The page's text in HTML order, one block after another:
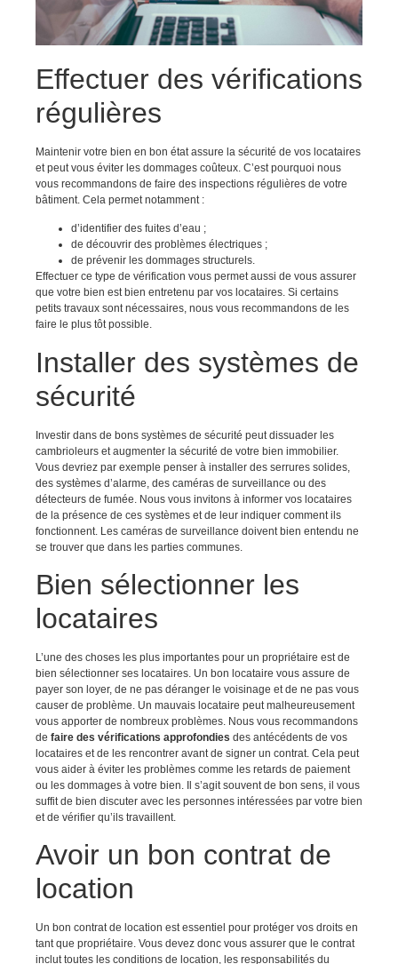
Effectuer des vérifications
régulières
Maintenir votre bien en bon état assure la sécurité de vos locataires
et peut vous éviter les dommages coûteux. C’est pourquoi nous
vous recommandons de faire des inspections régulières de votre
bâtiment. Cela permet notamment :
d’identifier des fuites d’eau ;
de découvrir des problèmes électriques ;
de prévenir les dommages structurels.
Effectuer ce type de vérification vous permet aussi de vous assurer
que votre bien est bien entretenu par vos locataires. Si certains
petits travaux sont nécessaires, nous vous recommandons de les
faire le plus tôt possible.
Installer des systèmes de
sécurité
Investir dans de bons systèmes de sécurité peut dissuader les
cambrioleurs et augmenter la sécurité de votre bien immobilier.
Vous devriez par exemple penser à installer des serrures solides,
des systèmes d’alarme, des caméras de surveillance ou des
détecteurs de fumée. Nous vous invitons à informer vos locataires
de la présence de ces systèmes et de leur indiquer comment ils
fonctionnent. Les caméras de surveillance doivent bien entendu ne
se trouver que dans les parties communes.
Bien sélectionner les
locataires
L’une des choses les plus importantes pour un propriétaire est de
bien sélectionner ses locataires. Un bon locataire vous assure de
payer son loyer, de ne pas déranger le voisinage et de ne pas vous
causer de problème. Un mauvais locataire peut malheureusement
vous apporter de nombreux problèmes. Nous vous recommandons
de faire des vérifications approfondies des antécédents de vos
locataires et de les rencontrer avant de signer un contrat. Cela peut
vous aider à éviter les problèmes comme les retards de paiement
ou les dommages à votre bien. Il s’agit souvent de bon sens, il vous
suffit de bien discuter avec les personnes intéressées par votre bien
et de vérifier qu’ils travaillent.
Avoir un bon contrat de
location
Un bon contrat de location est essentiel pour protéger vos droits en
tant que propriétaire. Vous devez donc vous assurer que le contrat
inclut toutes les conditions de location, les responsabilités du